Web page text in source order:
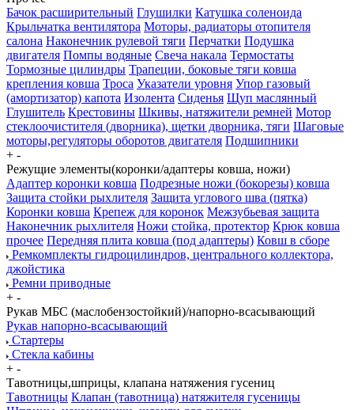
Бачок расширительный Глушилки Катушка соленоида
Крыльчатка вентилятора Моторы, радиаторы отопителя
салона Наконечник рулевой тяги Перчатки Подушка
двигателя Помпы водяные Свеча накала Термостаты
Тормозные цилиндры Трапеции, боковые тяги ковша
крепления ковша Троса Указатели уровня Упор газовый
(амортизатор) капота Изолента Сиденья Щуп маслянный
Глушитель Крестовины Шкивы, натяжители ремней Мотор
стеклоочистителя (дворника), щетки дворника, тяги Шаговые
моторы,регуляторы оборотов двигателя Подшипники
+ -
Режущие элементы(коронки/адаптеры ковша, ножи)
Адаптер коронки ковша Подрезные ножи (бокорезы) ковша
Защита стойки рыхлителя Защита углового шва (пятка)
Коронки ковша Крепеж для коронок Межзубьевая защита
Наконечник рыхлителя Ножи стойка, протектор Крюк ковша
прочее Передняя плита ковша (под адаптеры) Ковш в сборе
Ремкомплекты гидроцилиндров, центрального коллектора,
джойстика
Ремни приводные
+ -
Рукав МБС (маслобензостойкий)/напорно-всасывающий
Рукав напорно-всасывающий
Стартеры
Стекла кабины
+ -
Тавотницы,шприцы, клапана натяжения гусениц
Тавотницы Клапан (тавотница) натяжителя гусеницы